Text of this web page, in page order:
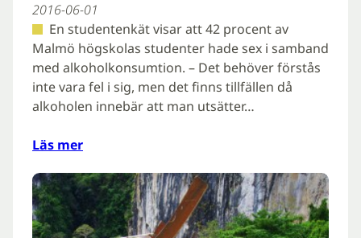
2016-06-01
En studentenkät visar att 42 procent av
Malmö högskolas studenter hade sex i samband
med alkoholkonsumtion. – Det behöver förstås
inte vara fel i sig, men det finns tillfällen då
alkoholen innebär att man utsätter…
Läs mer